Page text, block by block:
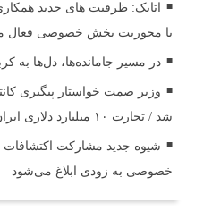
اتابک: ظرفیت های جدید
با محوریت بخش خصوصی فعال
در مسیر جا‌مانده‌ها، دل‌ها به
وزیر صمت خواستار پیگیری
شد / تجارت ۱۰ میلیارد دلاری ایران و پاکستان
شیوه جدید مشارکت
خصوصی به زودی ابلاغ می‌شود